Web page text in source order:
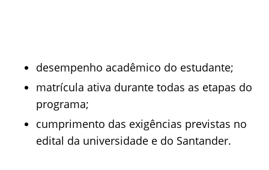
desempenho acadêmico do estudante;
matrícula ativa durante todas as etapas do
programa;
cumprimento das exigências previstas no
edital da universidade e do Santander.